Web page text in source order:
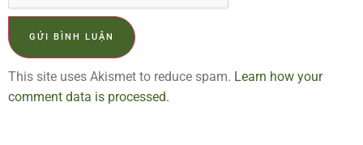
This site uses Akismet to reduce spam. Learn how your
comment data is processed.